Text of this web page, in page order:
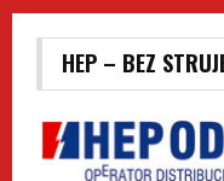
HEP – BEZ